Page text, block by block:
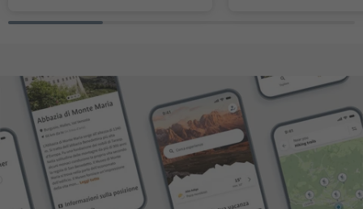
fine è scoprire il
i.
FIDUCIA FA QUALITÄ
r il prodotto è il fulcro
a azienda familiare
o 1926. Le modalità di
ne e le ricette
ezza degli ingredienti
da produttori
a dose d’innovazione